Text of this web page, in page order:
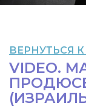
ВЕРНУТЬСЯ
VIDEO.